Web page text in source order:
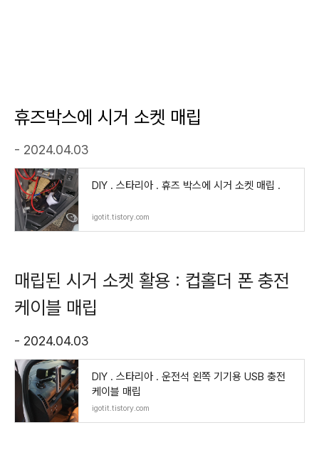
휴즈박스에 시거 소켓 매립
- 2024.04.03
DIY . 스타리아 . 휴즈 박스에 시거 소켓 매립 .
igotit.tistory.com
매립된 시거 소켓 활용 : 컵홀더 폰 충전
케이블 매립
- 2024.04.03
DIY . 스타리아 . 운전석 왼쪽 기기용 USB 충전
케이블 매립
igotit.tistory.com